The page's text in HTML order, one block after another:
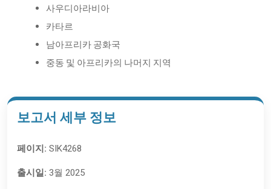
사우디아라비아
카타르
남아프리카 공화국
중동 및 아프리카의 나머지 지역
보고서 세부 정보
페이지: SIK4268
출시일: 3월 2025